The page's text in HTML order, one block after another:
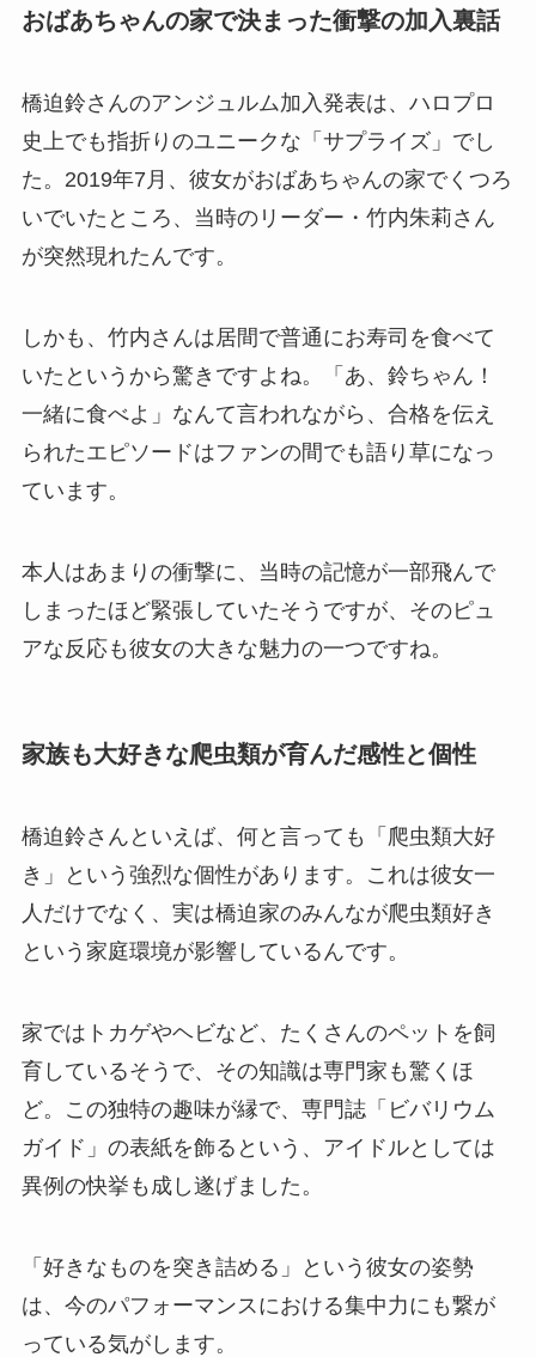
おばあちゃんの家で決まった衝撃の加入裏話
橋迫鈴さんのアンジュルム加入発表は、ハロプロ
史上でも指折りのユニークな「サプライズ」でし
た。2019年7月、彼女がおばあちゃんの家でくつろ
いでいたところ、当時のリーダー・竹内朱莉さん
が突然現れたんです。
しかも、竹内さんは居間で普通にお寿司を食べて
いたというから驚きですよね。「あ、鈴ちゃん！
一緒に食べよ」なんて言われながら、合格を伝え
られたエピソードはファンの間でも語り草になっ
ています。
本人はあまりの衝撃に、当時の記憶が一部飛んで
しまったほど緊張していたそうですが、そのピュ
アな反応も彼女の大きな魅力の一つですね。
家族も大好きな爬虫類が育んだ感性と個性
橋迫鈴さんといえば、何と言っても「爬虫類大好
き」という強烈な個性があります。これは彼女一
人だけでなく、実は橋迫家のみんなが爬虫類好き
という家庭環境が影響しているんです。
家ではトカゲやヘビなど、たくさんのペットを飼
育しているそうで、その知識は専門家も驚くほ
ど。この独特の趣味が縁で、専門誌「ビバリウム
ガイド」の表紙を飾るという、アイドルとしては
異例の快挙も成し遂げました。
「好きなものを突き詰める」という彼女の姿勢
は、今のパフォーマンスにおける集中力にも繋が
っている気がします。